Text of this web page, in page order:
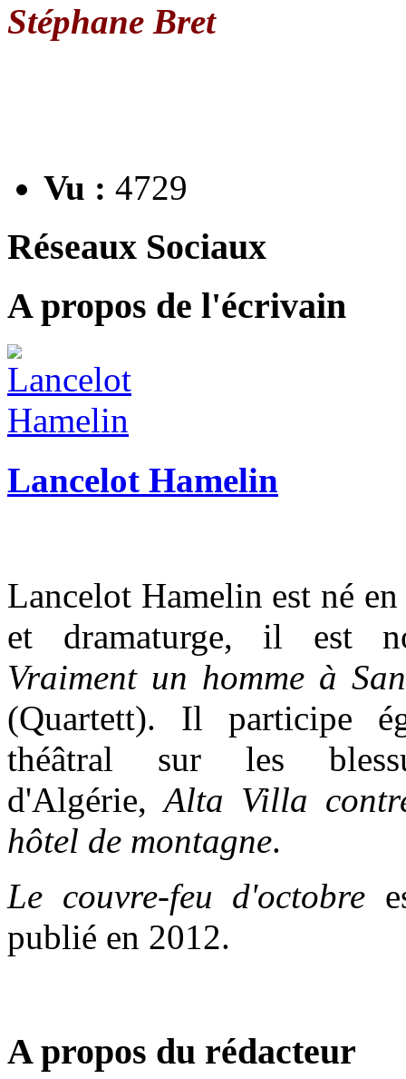
Stéphane Bret
Vu : 4729
Réseaux Sociaux
A propos de l'écrivain
Lancelot Hamelin
Lancelot Hamelin est né
et dramaturge, il est
Vraiment un homme à
(Quartett). Il participe
théâtral sur les
d'Algérie,Alta Villa
hôtel de montagne.
Le couvre-feu d'octobre
publié en 2012.
A propos du rédacteur